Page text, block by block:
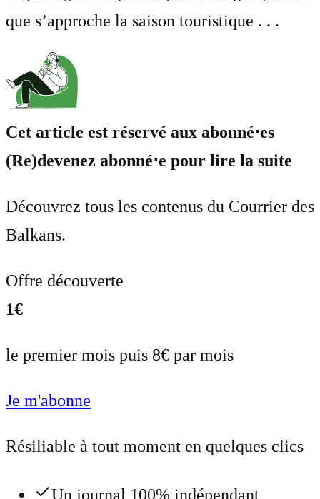
que s’approche la saison touristique . . .
Cet article est réservé aux abonné⋅es
(Re)devenez abonné⋅e pour lire la suite
Découvrez tous les contenus du Courrier des
Balkans.
Offre découverte
1€
le premier mois puis 8€ par mois
Je m'abonne
Résiliable à tout moment en quelques clics
Un journal 100% indépendant